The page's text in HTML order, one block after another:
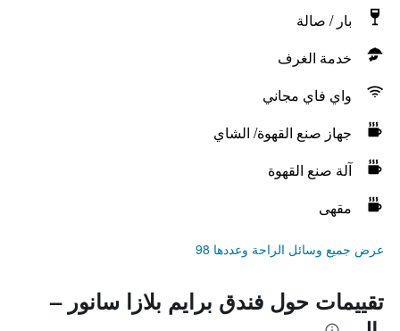
بار / صالة
خدمة الغرف
واي فاي مجاني
جهاز صنع القهوة/ الشاي
آلة صنع القهوة
مقهى
عرض جميع وسائل الراحة وعددها 98
تقييمات حول فندق برايم بلازا سانور –